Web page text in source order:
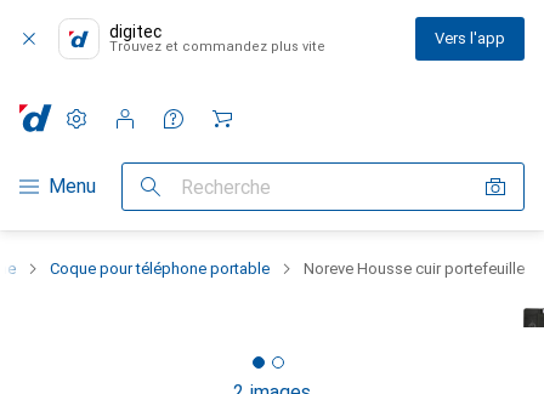
digitec
Trouvez et commandez plus vite Vers l'app
Navigation par catégorie
Menu Recherche
Paramètres
Compte client
Listes de comparaison
Listes d'envies
Panier
Coque pour téléphone portable Noreve Housse cuir portefeuille